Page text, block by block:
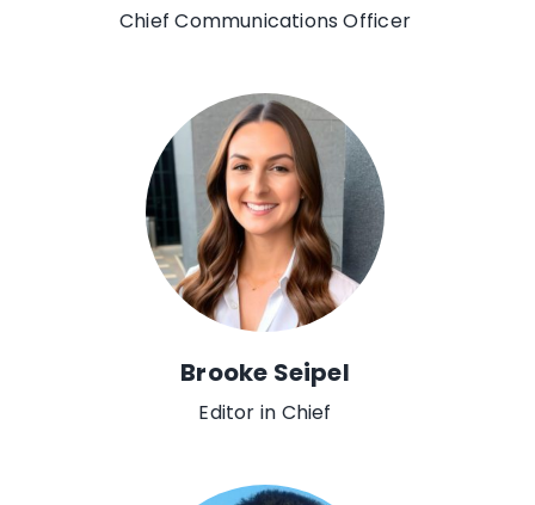
Chief Communications Officer
Brooke Seipel
Editor in Chief